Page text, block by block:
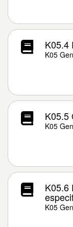
K05.4
K05
K05.5
K05
K05.6
K05